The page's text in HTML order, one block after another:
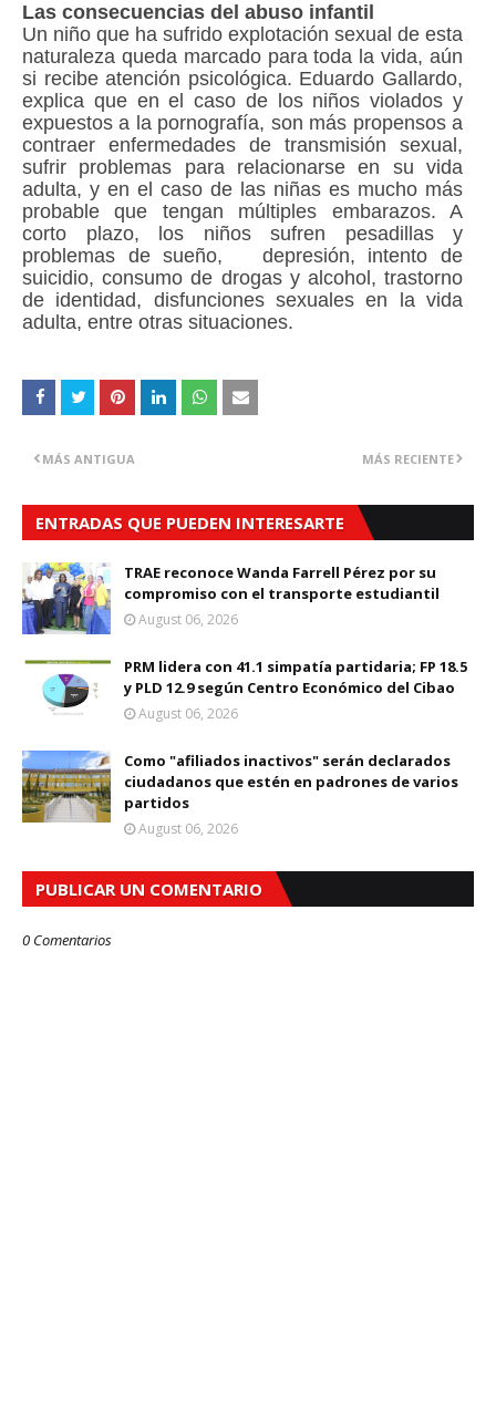
Las consecuencias del abuso infantil
Un niño que ha sufrido explotación sexual de esta
naturaleza queda marcado para toda la vida, aún
si recibe atención psicológica. Eduardo Gallardo,
explica que en el caso de los niños violados y
expuestos a la pornografía, son más propensos a
contraer enfermedades de transmisión sexual,
sufrir problemas para relacionarse en su vida
adulta, y en el caso de las niñas es mucho más
probable que tengan múltiples embarazos. A
corto plazo, los niños sufren pesadillas y
problemas de sueño, depresión, intento de
suicidio, consumo de drogas y alcohol, trastorno
de identidad, disfunciones sexuales en la vida
adulta, entre otras situaciones.
MÁS RECIENTE
MÁS ANTIGUA
ENTRADAS QUE PUEDEN INTERESARTE
TRAE reconoce Wanda Farrell Pérez por su
compromiso con el transporte estudiantil
August 06, 2026
PRM lidera con 41.1 simpatía partidaria; FP 18.5
y PLD 12.9 según Centro Económico del Cibao
August 06, 2026
Como "afiliados inactivos" serán declarados
ciudadanos que estén en padrones de varios
partidos
August 06, 2026
PUBLICAR UN COMENTARIO
0 Comentarios